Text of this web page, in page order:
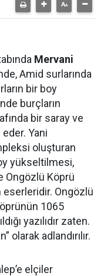
Mervani
Amid surlarında
bir boy
burçların
bir saray ve
Yani
oluşturan
yükseltilmesi,
Ongözlü Köprü
Ongözlü
1065
yazılıdır zaten.
olarak adlandırılır.
elçiler